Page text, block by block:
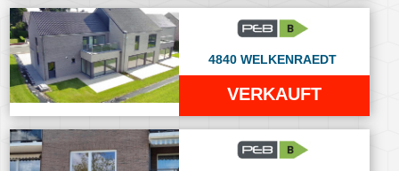
4840 WELKENRAEDT
VERKAUFT